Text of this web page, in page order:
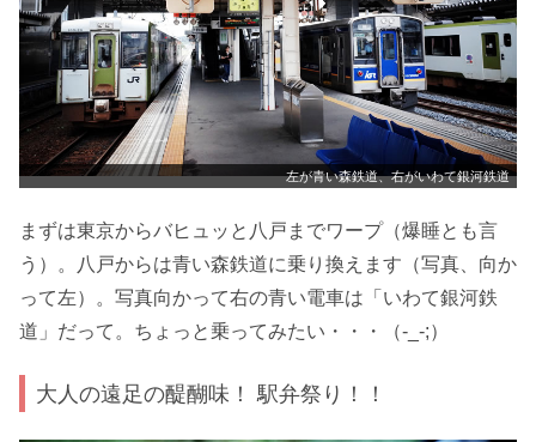
左が青い森鉄道、右がいわて銀河鉄道
まずは東京からバヒュッと八戸までワープ（爆睡とも言
う）。八戸からは青い森鉄道に乗り換えます（写真、向か
って左）。写真向かって右の青い電車は「いわて銀河鉄
道」だって。ちょっと乗ってみたい・・・（-_-;）
大人の遠足の醍醐味！ 駅弁祭り！！